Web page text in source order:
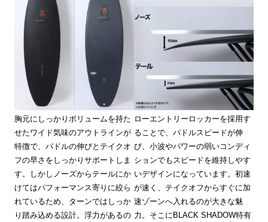
胸元にしっかりボリュームを持た
せたワイド気味のアウトラインが
特徴で、パドルの伸びとテイクオ
フの早さをしっかりサポートしま
す。しかしノーズからテールにか
けてはパフォーマンス寄りに絞ら
れているため、ターンではしっか
り踏み込める設計。浮力があるの
ローエントリーロッカーを採用す
ることで、パドルスピードが伸
び、小波やパワーの弱いコンディ
ションでもスピードを維持しやす
いデザインになっています。初速
が速く、テイクオフからすぐに加
速ゾーンへ入れるのが大きな魅
力。そこにBLACK SHADOW特有